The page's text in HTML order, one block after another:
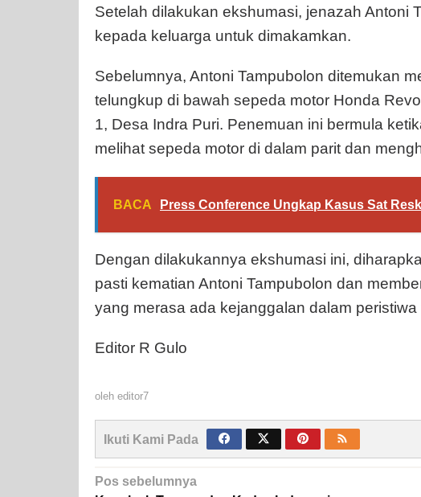
Setelah dilakukan ekshumasi, jenazah Antoni
kepada keluarga untuk dimakamkan.
Sebelumnya, Antoni Tampubolon ditemukan
telungkup di bawah sepeda motor Honda
1, Desa Indra Puri. Penemuan ini bermula
melihat sepeda motor di dalam parit dan
BACA Press Conference Ungkap Kasus Sat
Dengan dilakukannya ekshumasi ini,
pasti kematian Antoni Tampubolon dan
yang merasa ada kejanggalan dalam peristiwa
Editor R Gulo
oleh editor7
Ikuti Kami Pada
Navigasi
Pos sebelumnya